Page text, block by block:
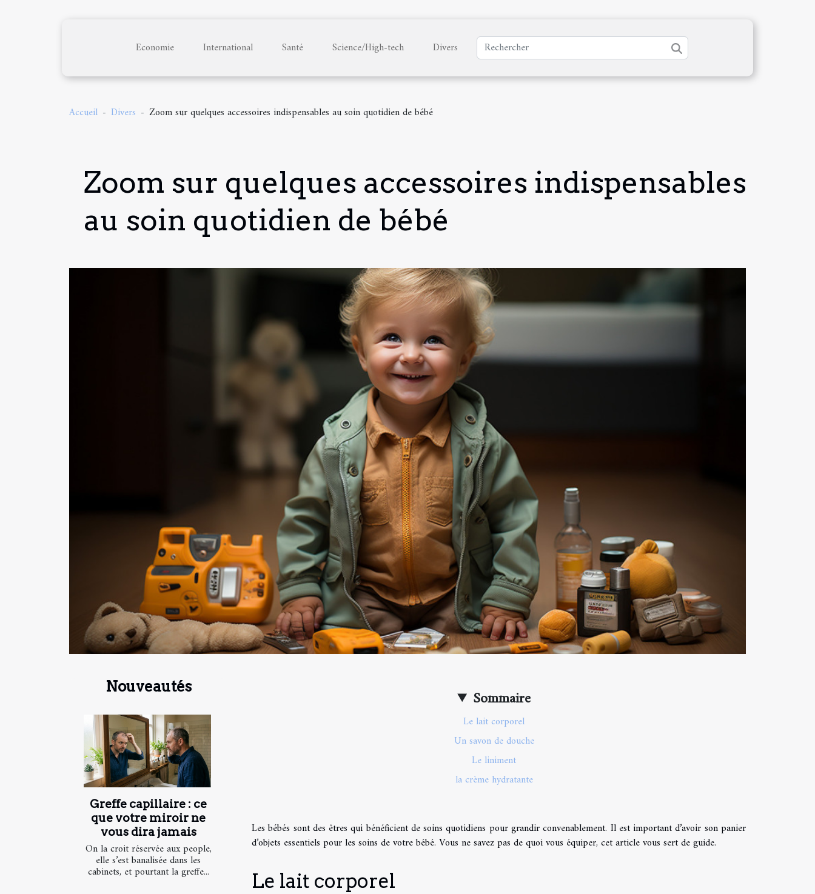
Economie International Santé Science/High-tech Divers
Accueil Divers Zoom sur quelques accessoires indispensables au soin quotidien de bébé
Zoom sur quelques accessoires indispensables
au soin quotidien de bébé
Nouveautés
Greffe capillaire : ce
que votre miroir ne
vous dira jamais
On la croit réservée aux people,
elle s’est banalisée dans les
cabinets, et pourtant la greffe...
Sommaire
Le lait corporel
Un savon de douche
Le liniment
la crème hydratante
Les bébés sont des êtres qui bénéficient de soins quotidiens pour grandir convenablement. Il est important d’avoir son panier
d’objets essentiels pour les soins de votre bébé. Vous ne savez pas de quoi vous équiper, cet article vous sert de guide.
Le lait corporel